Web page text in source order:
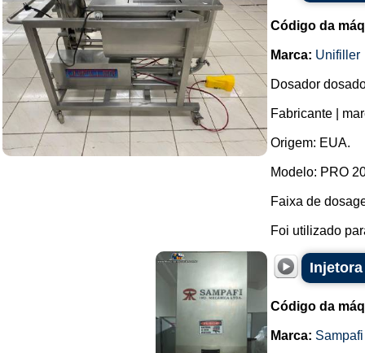
Código da
Marca: Unifiller
Dosador
Fabricante |
Origem: EUA.
Modelo: PRO
Faixa de
Foi utilizado
Código da
Marca: Sampafi